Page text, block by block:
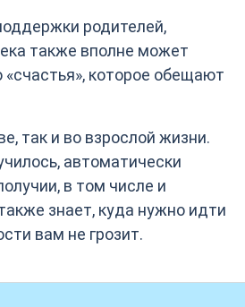
родителей,
также вполне может
которое обещают
так и во взрослой жизни.
автоматически
в том числе и
знает, куда нужно идти
вам не грозит.